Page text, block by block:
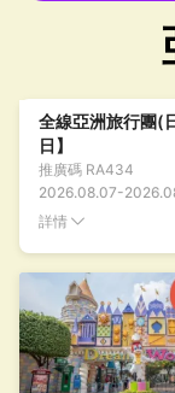
全線亞洲旅行團(
日】
推廣碼 RA434
2026.08.07-
詳情